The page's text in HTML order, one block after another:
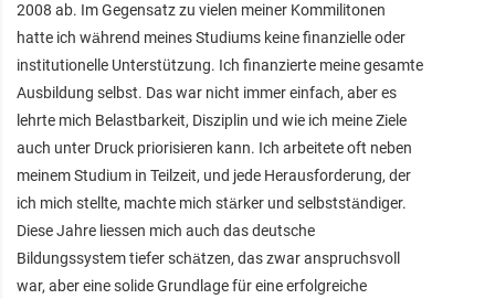
2008 ab. Im Gegensatz zu vielen meiner Kommilitonen
hatte ich während meines Studiums keine finanzielle oder
institutionelle Unterstützung. Ich finanzierte meine gesamte
Ausbildung selbst. Das war nicht immer einfach, aber es
lehrte mich Belastbarkeit, Disziplin und wie ich meine Ziele
auch unter Druck priorisieren kann. Ich arbeitete oft neben
meinem Studium in Teilzeit, und jede Herausforderung, der
ich mich stellte, machte mich stärker und selbstständiger.
Diese Jahre liessen mich auch das deutsche
Bildungssystem tiefer schätzen, das zwar anspruchsvoll
war, aber eine solide Grundlage für eine erfolgreiche